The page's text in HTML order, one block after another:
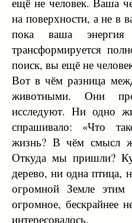
на поверхности, а не в
пока ваша
трансформируется
поиск, вы ещё не
Вот в чём разница
животными. Они
исследуют. Ни одно
спрашивало: «Что
жизнь? В чём смысл
Откуда мы пришли?
дерево, ни одна птица,
огромной Земле этим
огромное, бескрайнее
интересовалось.